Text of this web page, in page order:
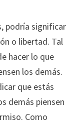
podría significar
o libertad. Tal
hacer lo que
los demás.
que estás
demás piensen
Como